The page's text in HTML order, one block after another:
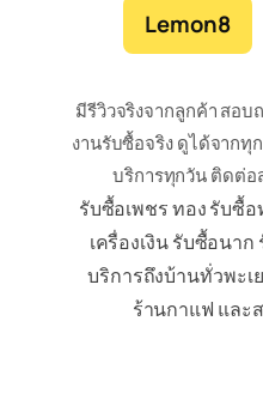
Lemon8
มีรีวิวจริงจากลูกค้า สอบ
งานรับซื้อจริง ดูได้จากทุ
บริการทุกวัน ติดต่อ
รับซื้อเพชร ทอง รับซื้
เครื่องเงิน รับซื้อนา
บริการถึงบ้านทั่วพะ
ร้านกาแฟ และ